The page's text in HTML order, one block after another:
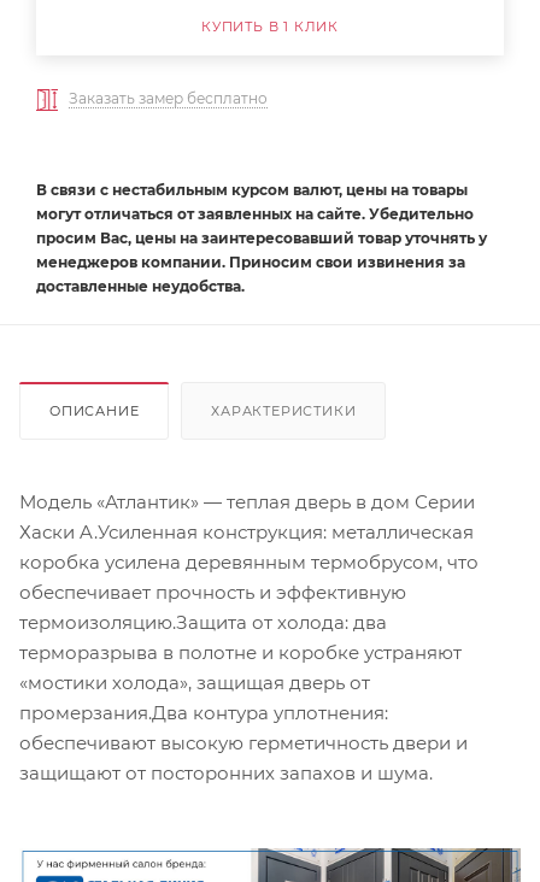
КУПИТЬ В 1 КЛИК
Заказать замер бесплатно
В связи с нестабильным курсом валют, цены на товары
могут отличаться от заявленных на сайте. Убедительно
просим Вас, цены на заинтересовавший товар уточнять у
менеджеров компании. Приносим свои извинения за
доставленные неудобства.
ОПИСАНИЕ ХАРАКТЕРИСТИКИ
Модель «Атлантик» — теплая дверь в дом Серии
Хаски A.Усиленная конструкция: металлическая
коробка усилена деревянным термобрусом, что
обеспечивает прочность и эффективную
термоизоляцию.Защита от холода: два
терморазрыва в полотне и коробке устраняют
«мостики холода», защищая дверь от
промерзания.Два контура уплотнения:
обеспечивают высокую герметичность двери и
защищают от посторонних запахов и шума.